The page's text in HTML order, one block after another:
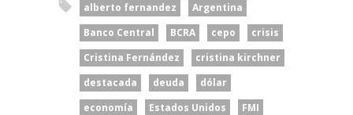
alberto fernandez
Argentina
Banco Central
BCRA cepo
crisis
Cristina Fernández
cristina kirchner
destacada
deuda
dólar
economía
Estados Unidos
FMI